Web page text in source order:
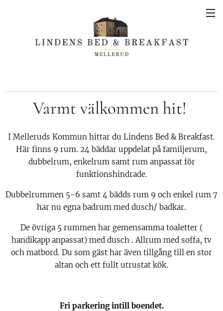
Varmt välkommen hit!
I Melleruds Kommun hittar du Lindens Bed & Breakfast.
Här finns 9 rum. 24 bäddar uppdelat på familjerum,
dubbelrum, enkelrum samt rum anpassat för
funktionshindrade.
Dubbelrummen 5-6 samt 4 bädds rum 9 och enkel rum 7
har nu egna badrum med dusch/ badkar.
De övriga 5 rummen har gemensamma toaletter (
handikapp anpassat) med dusch . Allrum med soffa, tv
och matbord. Du som gäst har även tillgång till en stor
altan och ett fullt utrustat kök.
Fri parkering intill boendet.